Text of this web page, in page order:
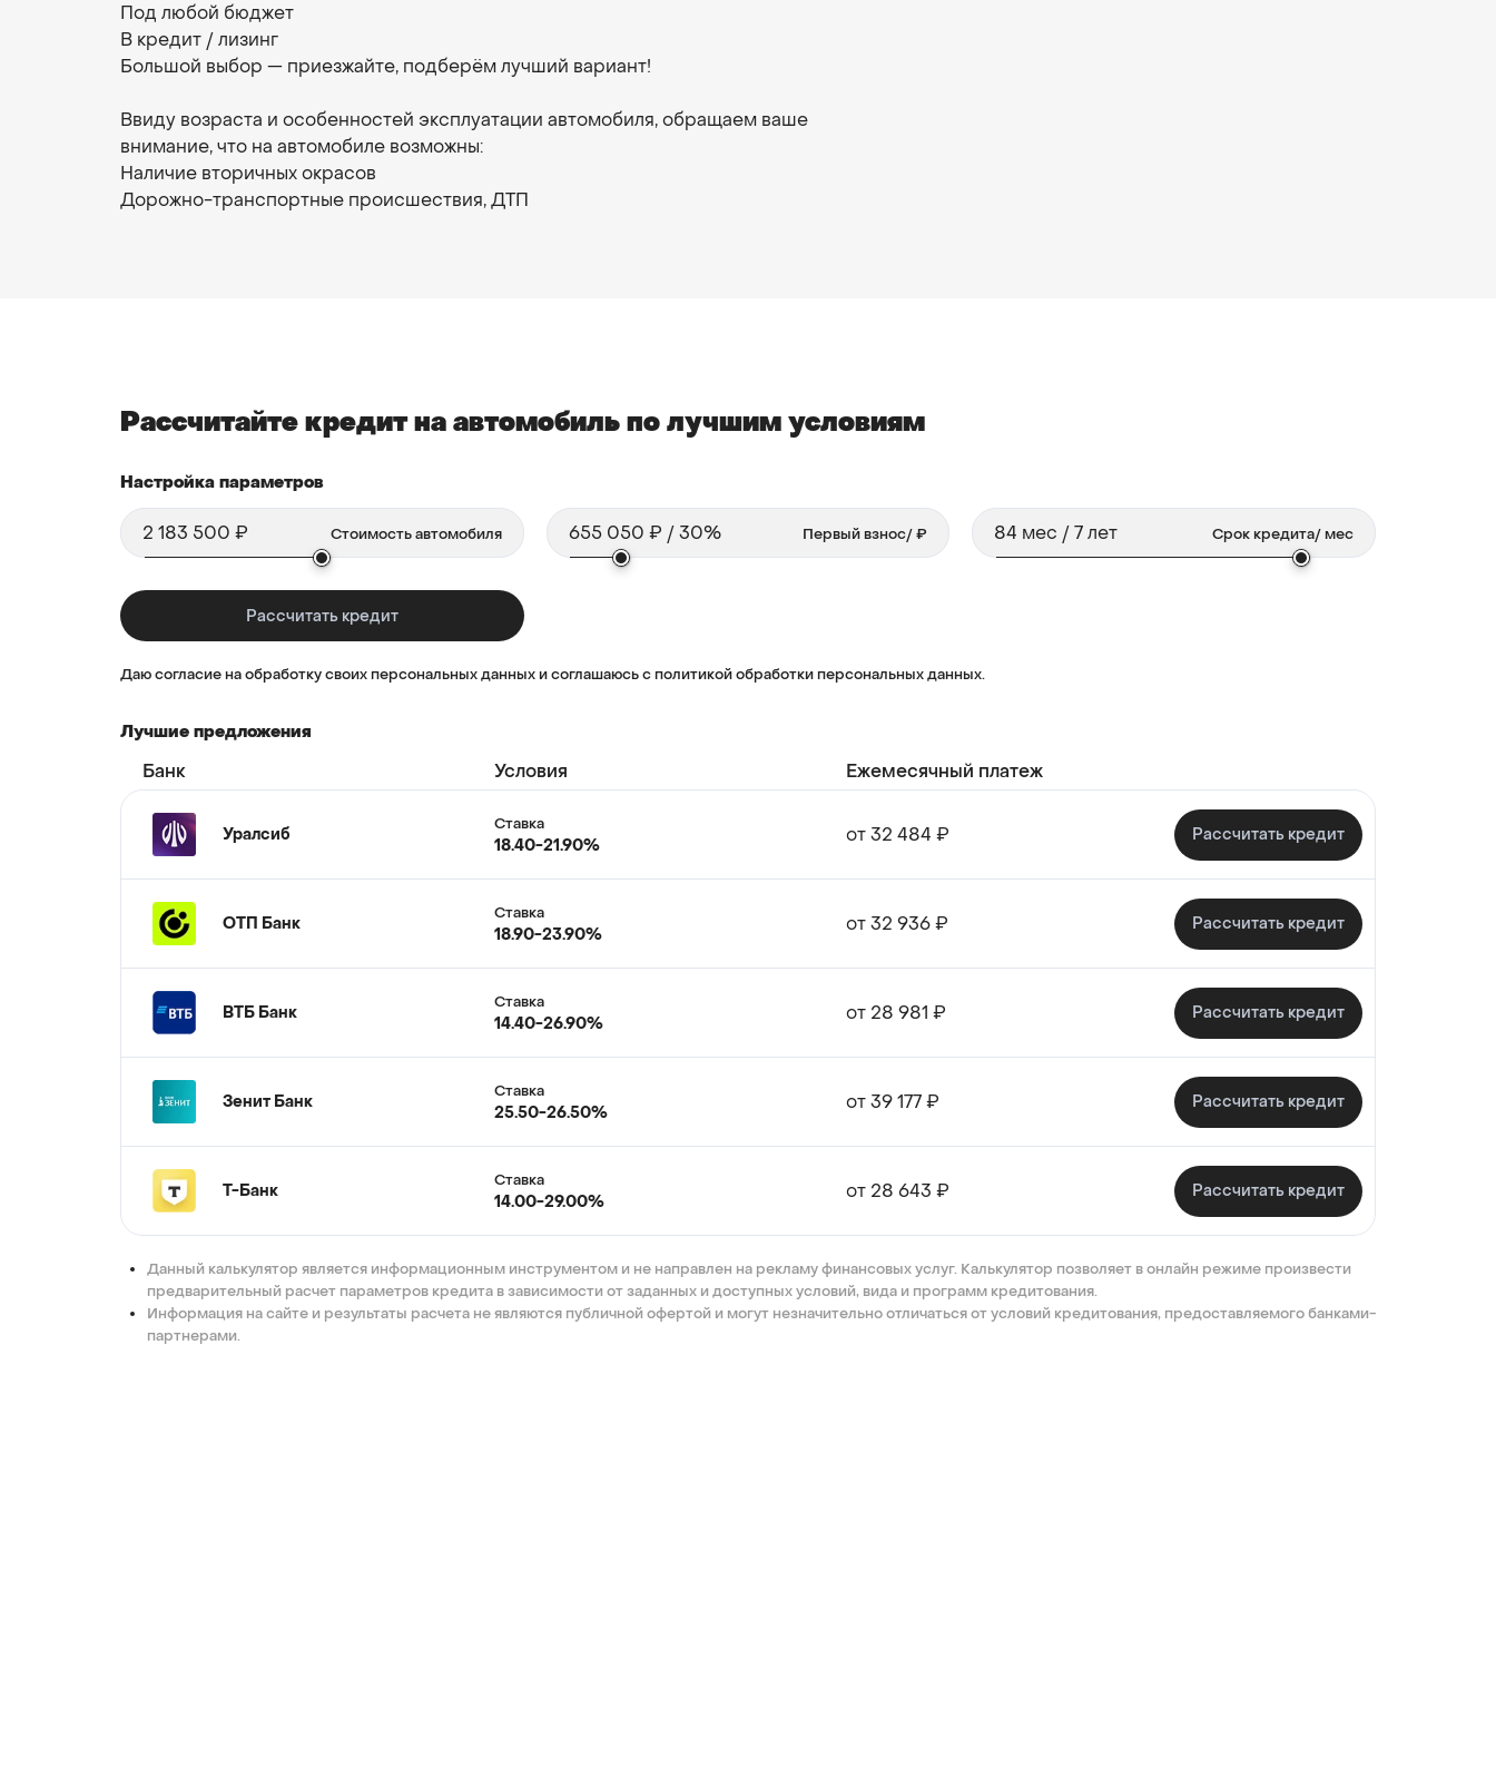
Под любой бюджет
В кредит / лизинг
Большой выбор — приезжайте, подберём лучший вариант!
Ввиду возраста и особенностей эксплуатации автомобиля, обращаем ваше
внимание, что на автомобиле возможны:
Наличие вторичных окрасов
Дорожно-транспортные происшествия, ДТП
Рассчитайте кредит на автомобиль по лучшим условиям
Настройка параметров
Первый взнос/ ₽ Срок кредита/ мес
Даю согласие на обработку своих персональных данных и соглашаюсь с политикой обработки персональных данных.
Лучшие предложения
Банк Условия Ежемесячный платеж
Уралсиб
Ставка от 32 484 ₽
ОТП Банк
Ставка от 32 936 ₽
ВТБ Банк
Ставка от 28 981 ₽
Зенит Банк
Ставка от 39 177 ₽
Т-Банк
Ставка от 28 643 ₽
Данный калькулятор является информационным инструментом и не направлен на рекламу финансовых услуг. Калькулятор позволяет в онлайн режиме произвести
предварительный расчет параметров кредита в зависимости от заданных и доступных условий, вида и программ кредитования.
Информация на сайте и результаты расчета не являются публичной офертой и могут незначительно отличаться от условий кредитования, предоставляемого банками-
партнерами.